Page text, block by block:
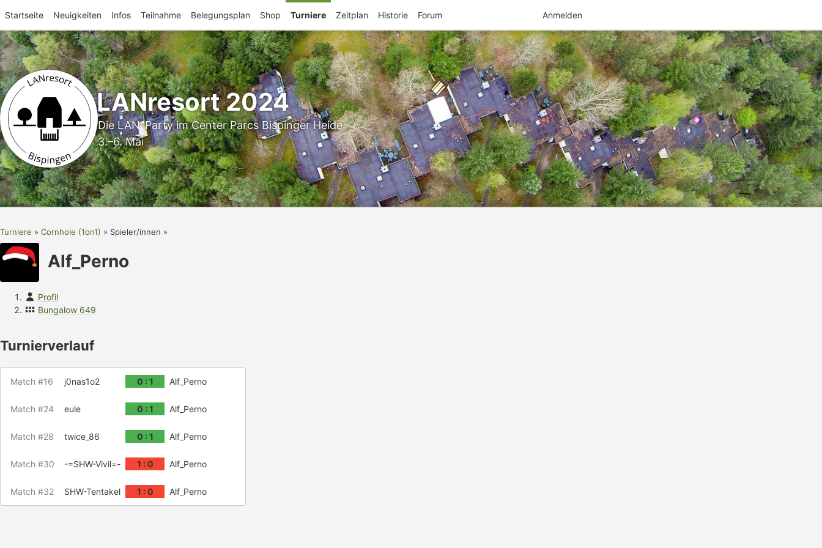
Startseite Neuigkeiten Infos Teilnahme Belegungsplan Shop Turniere Zeitplan Historie Forum Anmelden
LANresort 2024
Die LAN-Party im Center Parcs Bispinger Heide
3.–6. Mai
Turniere Cornhole (1on1) Spieler/innen
Alf_Perno
Profil
Bungalow 649
Turnierverlauf
Match #16 j0nas1o2 0 : 1 Alf_Perno
Match #24 eule 0 : 1 Alf_Perno
Match #28 twice_86 0 : 1 Alf_Perno
Match #30 -=SHW-Vivil=- 1 : 0 Alf_Perno
Match #32 SHW-Tentakel 1 : 0 Alf_Perno